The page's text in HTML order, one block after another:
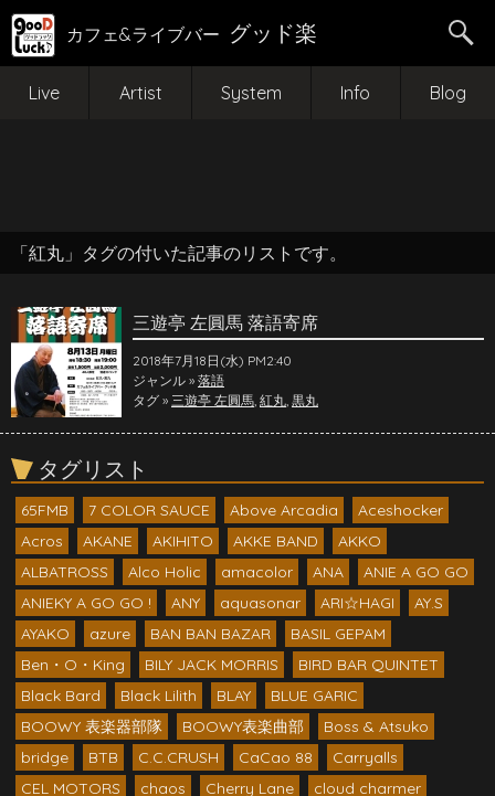
カフェ&ライブバー グッド楽
Live Artist System Info Blog
「紅丸」タグの付いた記事のリストです。
三遊亭 左圓馬 落語寄席
2018年7月18日(水) PM2:40
ジャンル » 落語
タグ » 三遊亭 左圓馬, 紅丸, 黒丸
タグリスト
65FMB 7 COLOR SAUCE Above Arcadia
Aceshocker
Acros
AKANE AKIHITO AKKE BAND
AKKO
ALBATROSS
Alco Holic amacolor ANA
ANIE A GO GO
ANIEKY A GO GO !
ANY aquasonar ARI☆HAGI
AY.S
AYAKO
azure BAN BAN BAZAR
BASIL GEPAM
Ben・O・King
BILY JACK MORRIS
BIRD BAR QUINTET
Black Bard
Black Lilith BLAY
BLUE GARIC
BOOWY 表楽器部隊
BOOWY表楽曲部
Boss & Atsuko
bridge
BTB C.C.CRUSH CaCao 88
Carryalls
CEL MOTORS
chaos Cherry Lane
cloud charmer